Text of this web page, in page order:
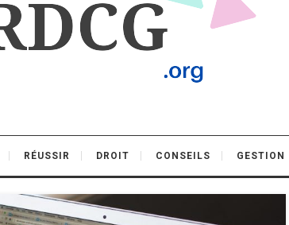
RÉUSSIR DROIT CONSEILS GESTION